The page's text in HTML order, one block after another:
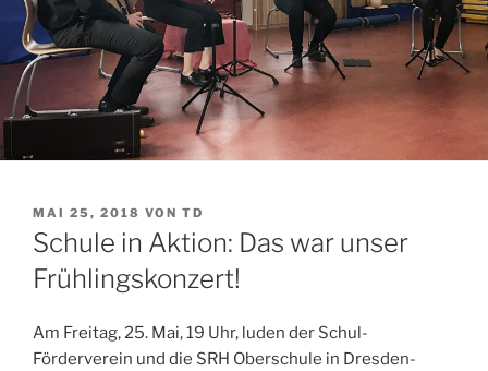
VERÖFFENTLICHT
AM
MAI 25, 2018 VON TD
Schule in Aktion: Das war unser
Frühlingskonzert!
Am Freitag, 25. Mai, 19 Uhr, luden der Schul-
Förderverein und die SRH Oberschule in Dresden-